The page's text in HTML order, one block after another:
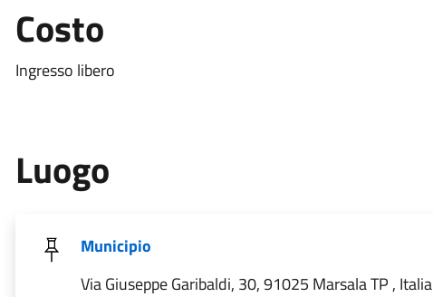
Costo
Ingresso libero
Luogo
Municipio
Via Giuseppe Garibaldi, 30, 91025 Marsala TP , Italia